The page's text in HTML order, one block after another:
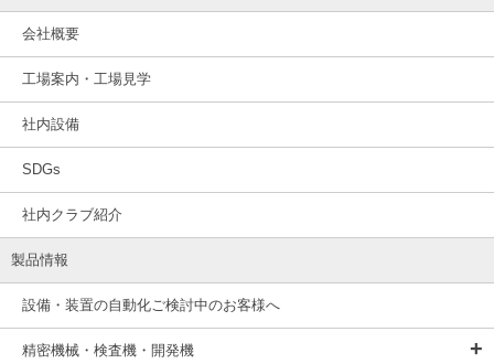
会社概要
工場案内・工場見学
社内設備
SDGs
社内クラブ紹介
製品情報
設備・装置の自動化ご検討中のお客様へ
精密機械・検査機・開発機